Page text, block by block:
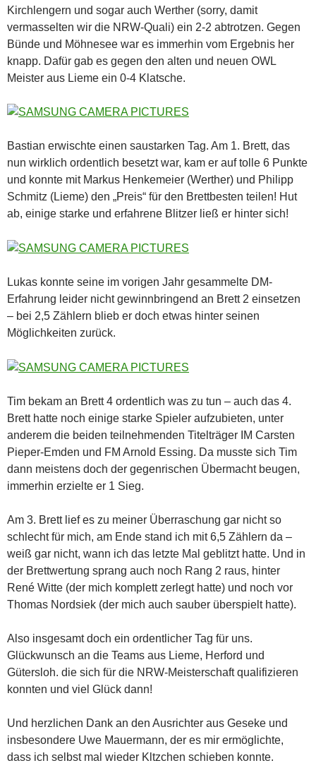
Kirchlengern und sogar auch Werther (sorry, damit
vermasselten wir die NRW-Quali) ein 2-2 abtrotzen. Gegen
Bünde und Möhnesee war es immerhin vom Ergebnis her
knapp. Dafür gab es gegen den alten und neuen OWL
Meister aus Lieme ein 0-4 Klatsche.
Bastian erwischte einen saustarken Tag. Am 1. Brett, das
nun wirklich ordentlich besetzt war, kam er auf tolle 6 Punkte
und konnte mit Markus Henkemeier (Werther) und Philipp
Schmitz (Lieme) den „Preis“ für den Brettbesten teilen! Hut
ab, einige starke und erfahrene Blitzer ließ er hinter sich!
Lukas konnte seine im vorigen Jahr gesammelte DM-
Erfahrung leider nicht gewinnbringend an Brett 2 einsetzen
– bei 2,5 Zählern blieb er doch etwas hinter seinen
Möglichkeiten zurück.
Tim bekam an Brett 4 ordentlich was zu tun – auch das 4.
Brett hatte noch einige starke Spieler aufzubieten, unter
anderem die beiden teilnehmenden Titelträger IM Carsten
Pieper-Emden und FM Arnold Essing. Da musste sich Tim
dann meistens doch der gegenrischen Übermacht beugen,
immerhin erzielte er 1 Sieg.
Am 3. Brett lief es zu meiner Überraschung gar nicht so
schlecht für mich, am Ende stand ich mit 6,5 Zählern da –
weiß gar nicht, wann ich das letzte Mal geblitzt hatte. Und in
der Brettwertung sprang auch noch Rang 2 raus, hinter
René Witte (der mich komplett zerlegt hatte) und noch vor
Thomas Nordsiek (der mich auch sauber überspielt hatte).
Also insgesamt doch ein ordentlicher Tag für uns.
Glückwunsch an die Teams aus Lieme, Herford und
Gütersloh. die sich für die NRW-Meisterschaft qualifizieren
konnten und viel Glück dann!
Und herzlichen Dank an den Ausrichter aus Geseke und
insbesondere Uwe Mauermann, der es mir ermöglichte,
dass ich selbst mal wieder Kltzchen schieben konnte.